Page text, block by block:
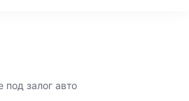
под залог авто